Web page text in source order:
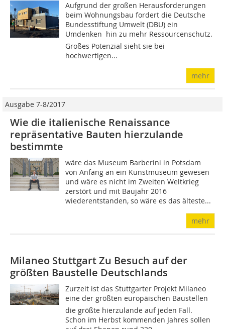
Aufgrund der großen Herausforderungen
beim Wohnungsbau fordert die Deutsche
Bundesstiftung Umwelt (DBU) ein
Umdenken  hin zu mehr Ressourcenschutz.
Großes Potenzial sieht sie bei
hochwertigen...
mehr
Ausgabe 7-8/2017
Wie die italienische Renaissance
repräsentative Bauten hierzulande
bestimmte
wäre das Museum Barberini in Potsdam
von Anfang an ein Kunstmuseum gewesen
und wäre es nicht im Zweiten Weltkrieg
zerstört und mit Baujahr 2016
wiederentstanden, so wäre es das älteste...
mehr
Milaneo Stuttgart Zu Besuch auf der
größten Baustelle Deutschlands
Zurzeit ist das Stuttgarter Projekt Milaneo
eine der größten europäischen Baustellen 
die größte hierzulande auf jeden Fall.
Schon im Herbst kommenden Jahres sollen